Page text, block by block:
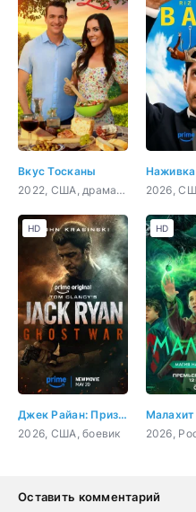
Вкус Тосканы
2022, США, драма, мелодрама, комедия
Наживка
Джек Райан: Призрачная война
2026, США, боевик
HD
Малахит
HD
Оставить комментарий